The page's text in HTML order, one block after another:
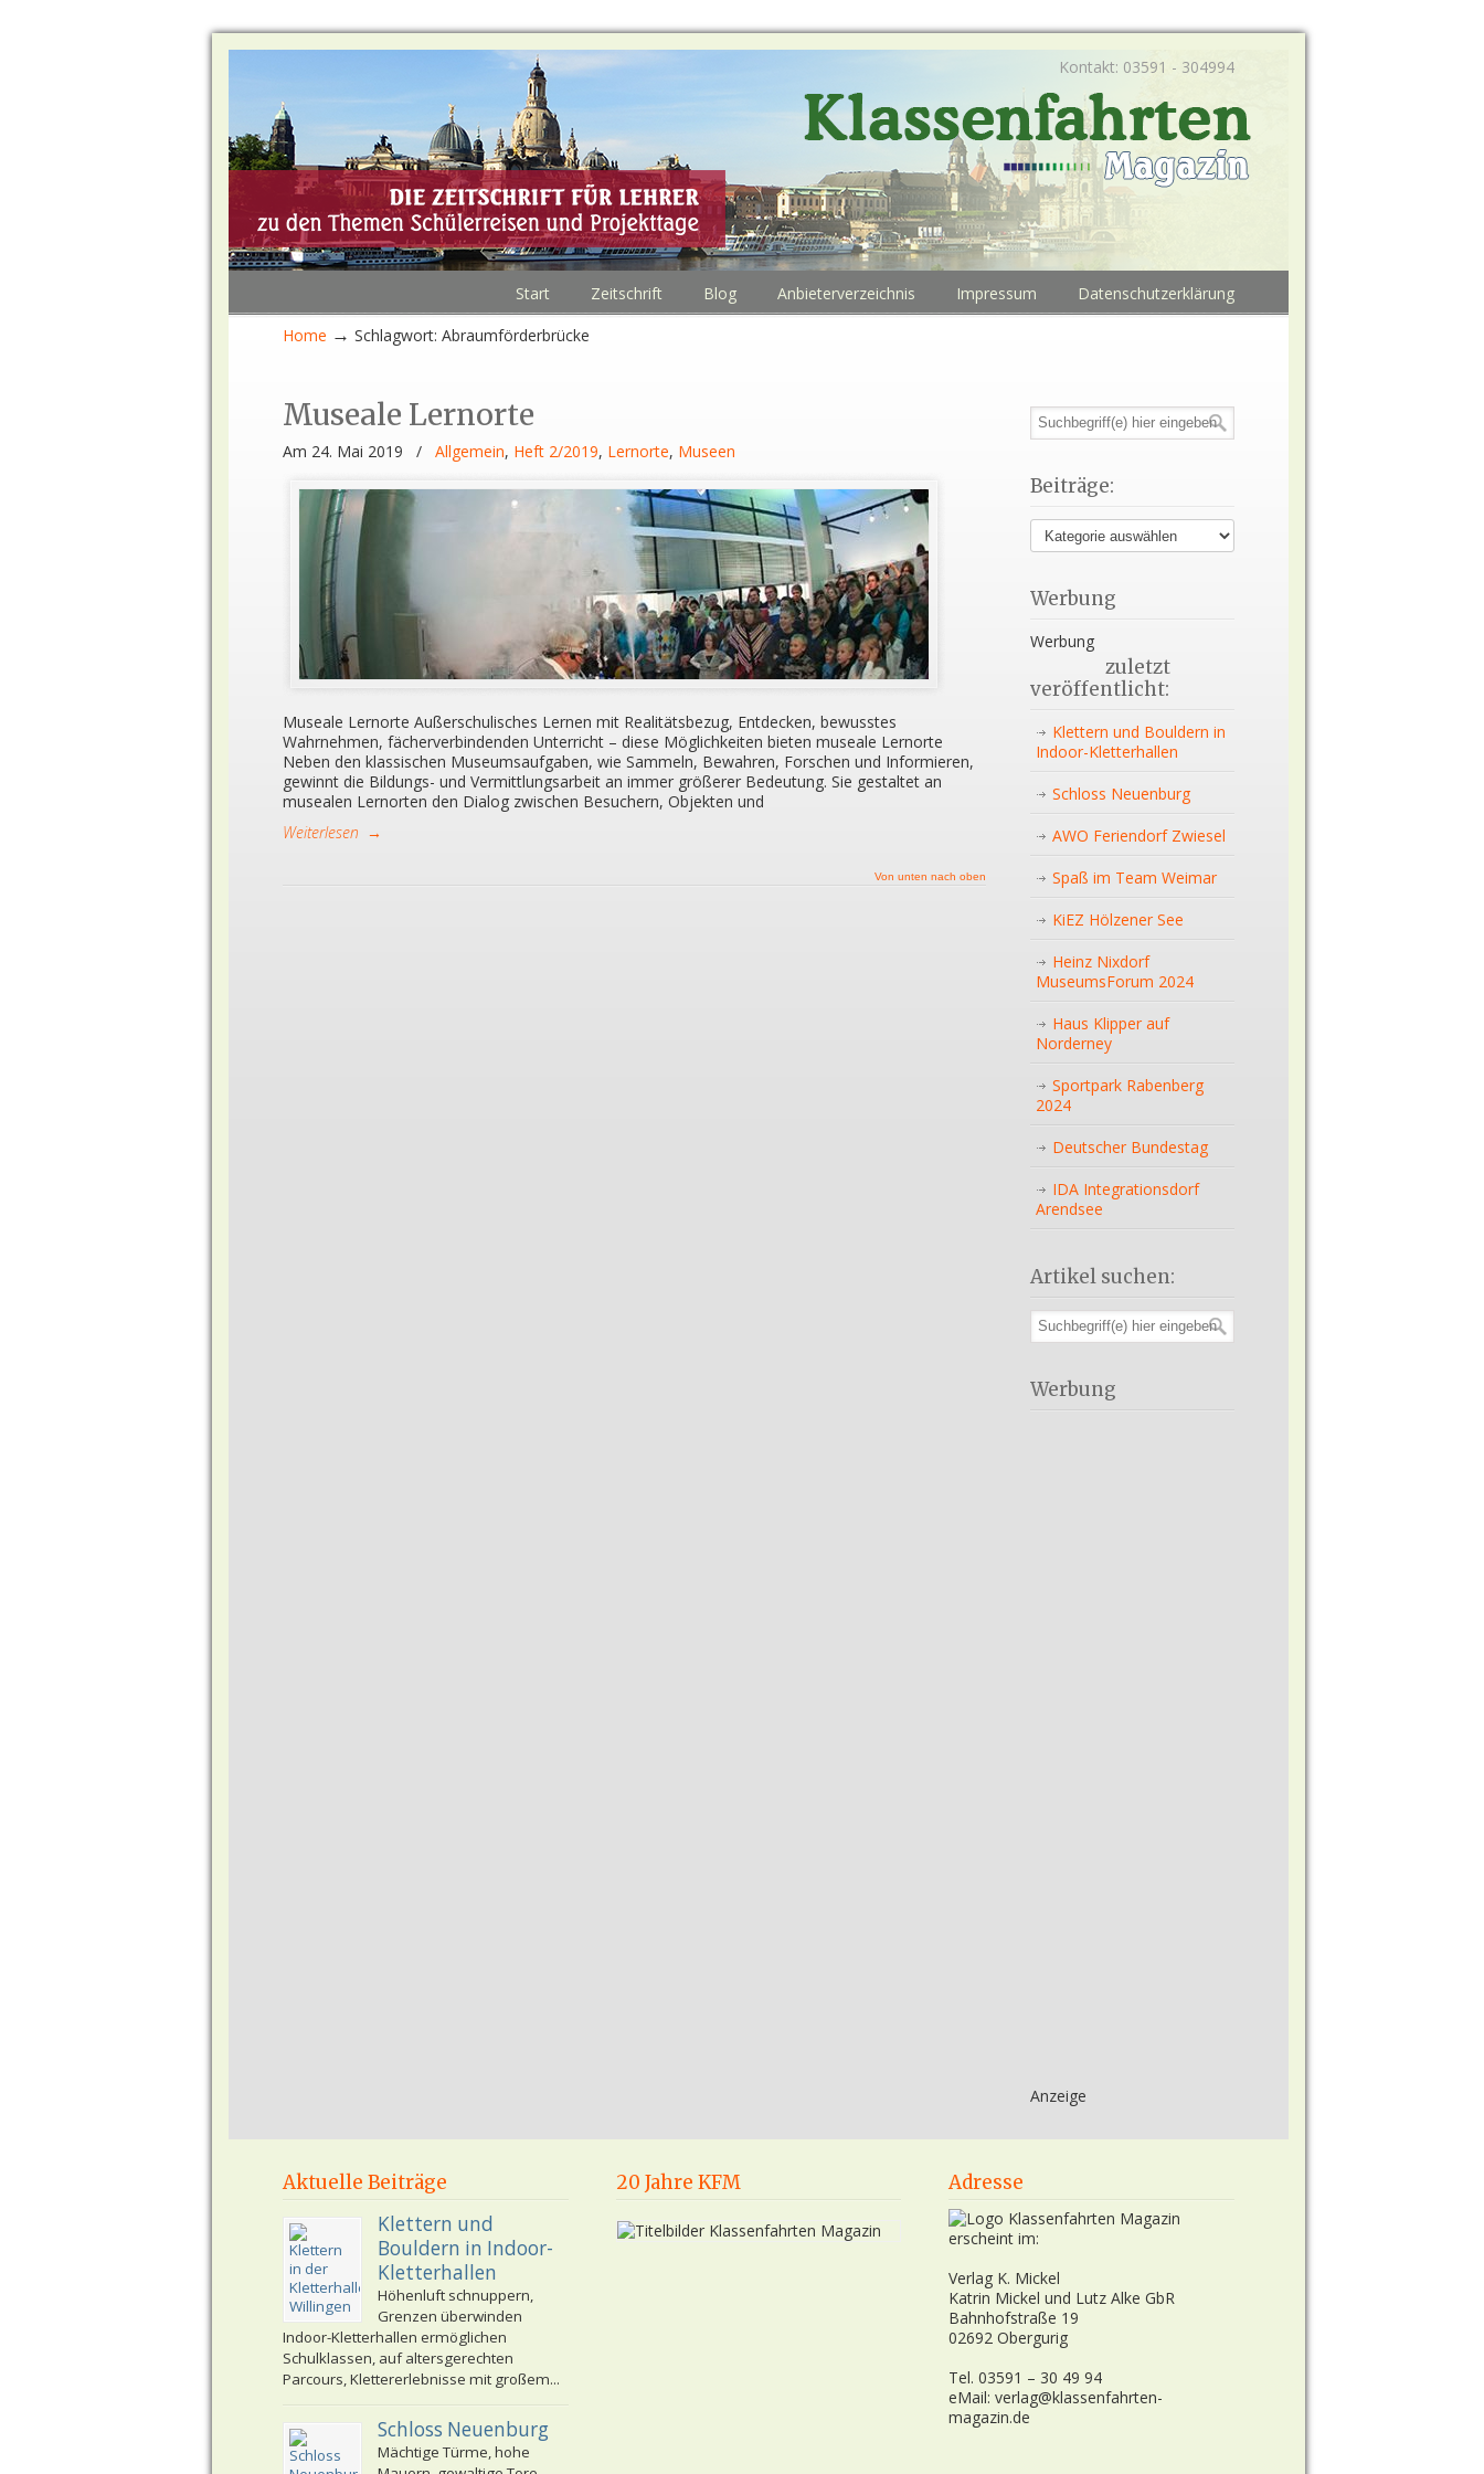
Kontakt: 03591 - 304994
Start Zeitschrift Blog Anbieterverzeichnis Impressum
Datenschutzerklärung
Home → Schlagwort: Abraumförderbrücke
Museale Lernorte
Am 24. Mai 2019 / Allgemein, Heft 2/2019, Lernorte, Museen
Museale Lernorte Außerschulisches Lernen mit Realitätsbezug, Entdecken, bewusstes
Wahrnehmen, fächerverbindenden Unterricht – diese Möglichkeiten bieten museale Lernorte
Neben den klassischen Museumsaufgaben, wie Sammeln, Bewahren, Forschen und Informieren,
gewinnt die Bildungs- und Vermittlungsarbeit an immer größerer Bedeutung. Sie gestaltet an
musealen Lernorten den Dialog zwischen Besuchern, Objekten und
Weiterlesen →
Von unten nach oben
Beiträge:
Werbung
Werbung
zuletzt
veröffentlicht:
Klettern und Bouldern in
Indoor-Kletterhallen
Schloss Neuenburg
AWO Feriendorf Zwiesel
Spaß im Team Weimar
KiEZ Hölzener See
Heinz Nixdorf
MuseumsForum 2024
Haus Klipper auf
Norderney
Sportpark Rabenberg
2024
Deutscher Bundestag
IDA Integrationsdorf
Arendsee
Artikel suchen:
Werbung
Anzeige
Aktuelle Beiträge
Klettern und
Bouldern in Indoor-
Kletterhallen
Höhenluft schnuppern,
Grenzen überwinden
Indoor-Kletterhallen ermöglichen
Schulklassen, auf altersgerechten
Parcours, Klettererlebnisse mit großem...
Schloss Neuenburg
Mächtige Türme, hohe
20 Jahre KFM Adresse
erscheint im:
Verlag K. Mickel
Katrin Mickel und Lutz Alke GbR
Bahnhofstraße 19
02692 Obergurig
Tel. 03591 – 30 49 94
eMail: verlag@klassenfahrten-
magazin.de